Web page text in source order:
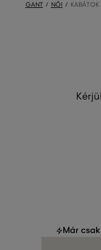
GANT NŐI KABÁTOK
Már csak